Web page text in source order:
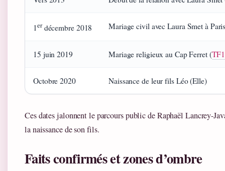
1erdécembre 2018 Mariage civil avec Laura Smet à
15 juin 2019 Mariage religieux au Cap Ferret (
Octobre 2020 Naissance de leur fils Léo (Elle)
Ces dates jalonnent le parcours public de Raphaël Lancrey-
la naissance de son fils.
Faits confirmés et zones d’ombre